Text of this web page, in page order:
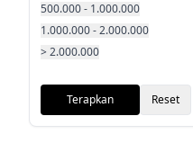
500.000 - 1.000.000
1.000.000 - 2.000.000
> 2.000.000
Terapkan Reset